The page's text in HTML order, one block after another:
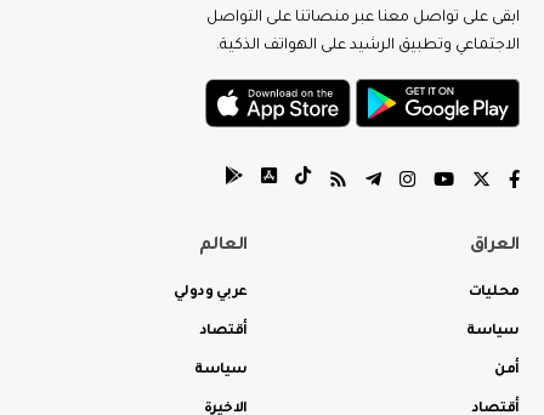
ابقى على تواصل معنا عبر منصاتنا على التواصل
الاجتماعي وتطبيق الرشيد على الهواتف الذكية.
العراق
محليات
سياسة
أمن
أقتصاد
العالم
عربي ودولي
أقتصاد
سياسة
الاخيرة